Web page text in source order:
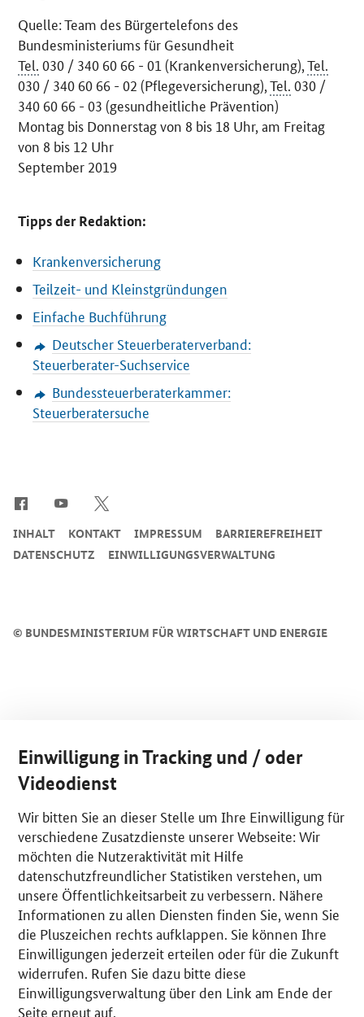
Quelle: Team des Bürgertelefons des
Bundesministeriums für Gesundheit
Tel. 030 / 340 60 66 - 01 (Krankenversicherung),Tel.
030 / 340 60 66 - 02 (Pflegeversicherung),Tel. 030 /
340 60 66 - 03 (gesundheitliche Prävention)
Montag bis Donnerstag von 8 bis 18 Uhr, am Freitag
von 8 bis 12 Uhr
September 2019
Tipps der Redaktion:
Krankenversicherung
Teilzeit- und Kleinstgründungen
Einfache Buchführung
Deutscher Steuerberaterverband:
Steuerberater-Suchservice
Bundessteuerberaterkammer:
Steuerberatersuche
© BUNDESMINISTERIUM FÜR WIRTSCHAFT UND ENERGIE
INHALT KONTAKT IMPRESSUM
BARRIEREFREIHEIT
DATENSCHUTZ
EINWILLIGUNGSVERWALTUNG
Einwilligung in Tracking und / oder
Videodienst
Wir bitten Sie an dieser Stelle um Ihre Einwilligung für
verschiedene Zusatzdienste unserer Webseite: Wir
möchten die Nutzeraktivität mit Hilfe
datenschutzfreundlicher Statistiken verstehen, um
unsere Öffentlichkeitsarbeit zu verbessern. Nähere
Informationen zu allen Diensten finden Sie, wenn Sie
die Pluszeichen rechts aufklappen. Sie können Ihre
Einwilligungen jederzeit erteilen oder für die Zukunft
widerrufen. Rufen Sie dazu bitte diese
Einwilligungsverwaltung über den Link am Ende der
Seite erneut auf.